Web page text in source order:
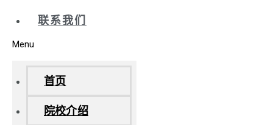
联系我们
Menu
首页
院校介绍